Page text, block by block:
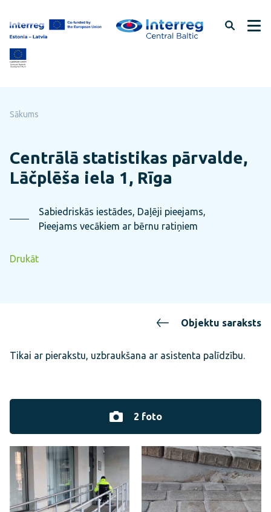
uz
lapas
saturu
Sākums
Centrālā statistikas pārvalde,
Lāčplēša iela 1, Rīga
Sabiedriskās iestādes, Daļēji pieejams,
Pieejams vecākiem ar bērnu ratiņiem
Drukāt
Objektu saraksts
Tikai ar pierakstu, uzbraukšana ar asistenta palīdzību.
2 foto